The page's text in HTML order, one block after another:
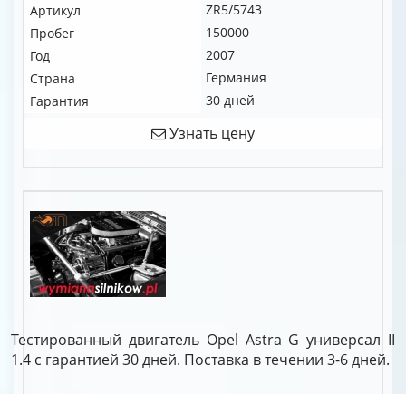
Артикул
ZR5/5743
Пробег
150000
Год
2007
Страна
Германия
Гарантия
30 дней
Узнать цену
Тестированный двигатель Opel Astra G универсал II
1.4 c гарантией 30 дней. Поставка в течении 3-6 дней.